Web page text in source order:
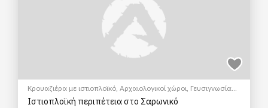
Κρουαζιέρα με ιστιοπλοϊκό, Αρχαιολογικοί χώροι, Γευσιγνωσία
ελαιολάδου
Θρησκευτικός Τουρισμός Μουσεία
Αξιοθέατα,Πεζοπορία Πόλης ,Πολιτιστικά - Πολιτισμικά
Iστιοπλοϊκή περιπέτεια στο Σαρωνικό